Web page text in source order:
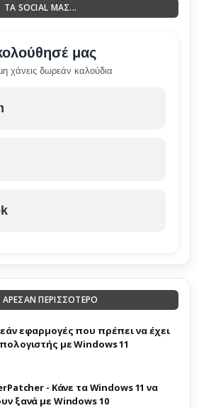
ΤΑ SOCIAL ΜΑΣ...
μας
χάνεις δωρεάν καλούδια
ΠΕΡΙΣΣΟΤΕΡΟ
εφαρμογές που πρέπει να έχει
με Windows 11
- Κάνε τα Windows 11 να
ξανά με Windows 10